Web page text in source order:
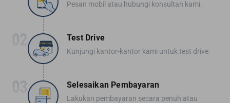
Pesan mobil atau hubungi konsultan kami.
Test Drive
Kunjungi kantor-kantor kami untuk test drive.
Selesaikan Pembayaran
Lakukan pembayaran secara penuh atau